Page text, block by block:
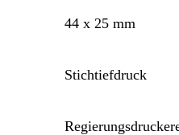
44 x 25 mm
Stichtiefdruck